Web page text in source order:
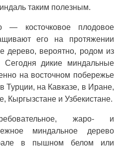
таким полезным.
— косточковое плодовое
его на протяжении
дерево, вероятно, родом из
Сегодня дикие миндальные
на восточном побережье
Турции, на Кавказе, в Иране,
Кыргызстане и Узбекистане.
жаро- и
миндальное дерево
в пышном белом или